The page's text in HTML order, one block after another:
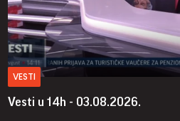
VESTI
Vesti u 14h - 03.08.2026.